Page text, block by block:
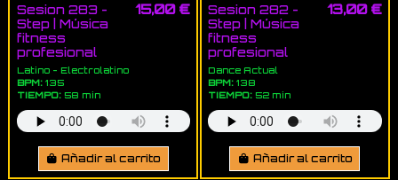
Sesion 283 -
Step | Música
fitness
profesional
Latino - Electrolatino
BPM:135
TIEMPO:58 min
15,00 €
Añadir al carrito
Sesion 282 -
Step | Música
fitness
profesional
Dance Actual
BPM: 138
TIEMPO: 52 min
13,00 €
Añadir al carrito